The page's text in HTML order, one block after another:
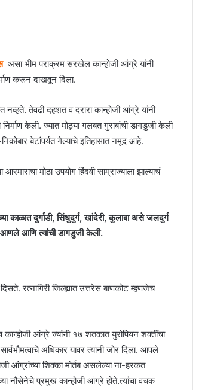
असा भीम पराक्रम सरखेल कान्होजी आंग्रे यांनी
करून दाखवून दिला.
नव्हते. तेवढी दहशत व दरारा कान्होजी आंग्रे यांनी
निर्माण केली. ज्यात मोठ्या गलबत गुराबांची डागडुजी केली
बेटांपर्यंत गेल्याचे इतिहासात नमूद आहे.
मोठा उपयोग हिंदवी साम्राज्याला झाल्याचं
काळात दुर्गाडी, सिंधुदुर्ग, खांदेरी, कुलाबा असे जलदुर्ग
आणले आणि त्यांची डागडुजी केली.
रत्नागिरी जिल्ह्यात उत्तरेस बाणकोट म्हणजेच
आंग्रे ज्यांनी १७ शतकात युरोपियन शक्तींचा
अधिकार यावर त्यांनी जोर दिला. आपले
आंग्रांच्या शिक्का मोर्तब असलेल्या ना-हरकत
नौसेनेचे प्रमुख कान्होजी आंग्रे होते.त्यांचा वचक